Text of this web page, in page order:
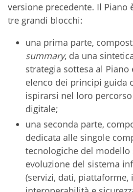
versione precedente. Il Piano
tre grandi blocchi:
una prima parte,
summary, da una
strategia sottesa al Piano
elenco dei principi guida
ispirarsi nel loro
digitale;
una seconda parte,
dedicata alle singole
tecnologiche del modello
evoluzione del sistema
(servizi, dati, piattaforme,